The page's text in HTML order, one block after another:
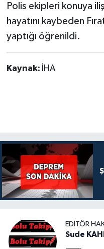
Polis ekipleri konuya
hayatını kaybeden
yaptığı öğrenildi.
Kaynak: İHA
EDITÖR
Sude